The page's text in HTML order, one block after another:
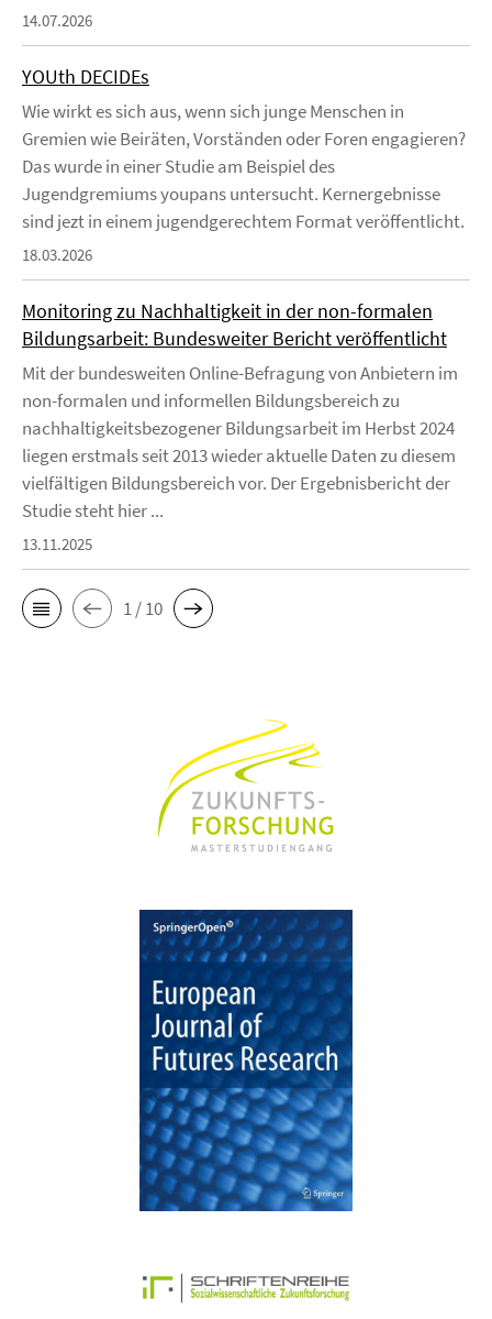
14.07.2026
YOUth DECIDEs
Wie wirkt es sich aus, wenn sich junge Menschen in
Gremien wie Beiräten, Vorständen oder Foren engagieren?
Das wurde in einer Studie am Beispiel des
Jugendgremiums youpans untersucht. Kernergebnisse
sind jezt in einem jugendgerechtem Format veröffentlicht.
18.03.2026
Monitoring zu Nachhaltigkeit in der non-formalen
Bildungsarbeit: Bundesweiter Bericht veröffentlicht
Mit der bundesweiten Online-Befragung von Anbietern im
non-formalen und informellen Bildungsbereich zu
nachhaltigkeitsbezogener Bildungsarbeit im Herbst 2024
liegen erstmals seit 2013 wieder aktuelle Daten zu diesem
vielfältigen Bildungsbereich vor. Der Ergebnisbericht der
Studie steht hier ...
13.11.2025
1 / 10